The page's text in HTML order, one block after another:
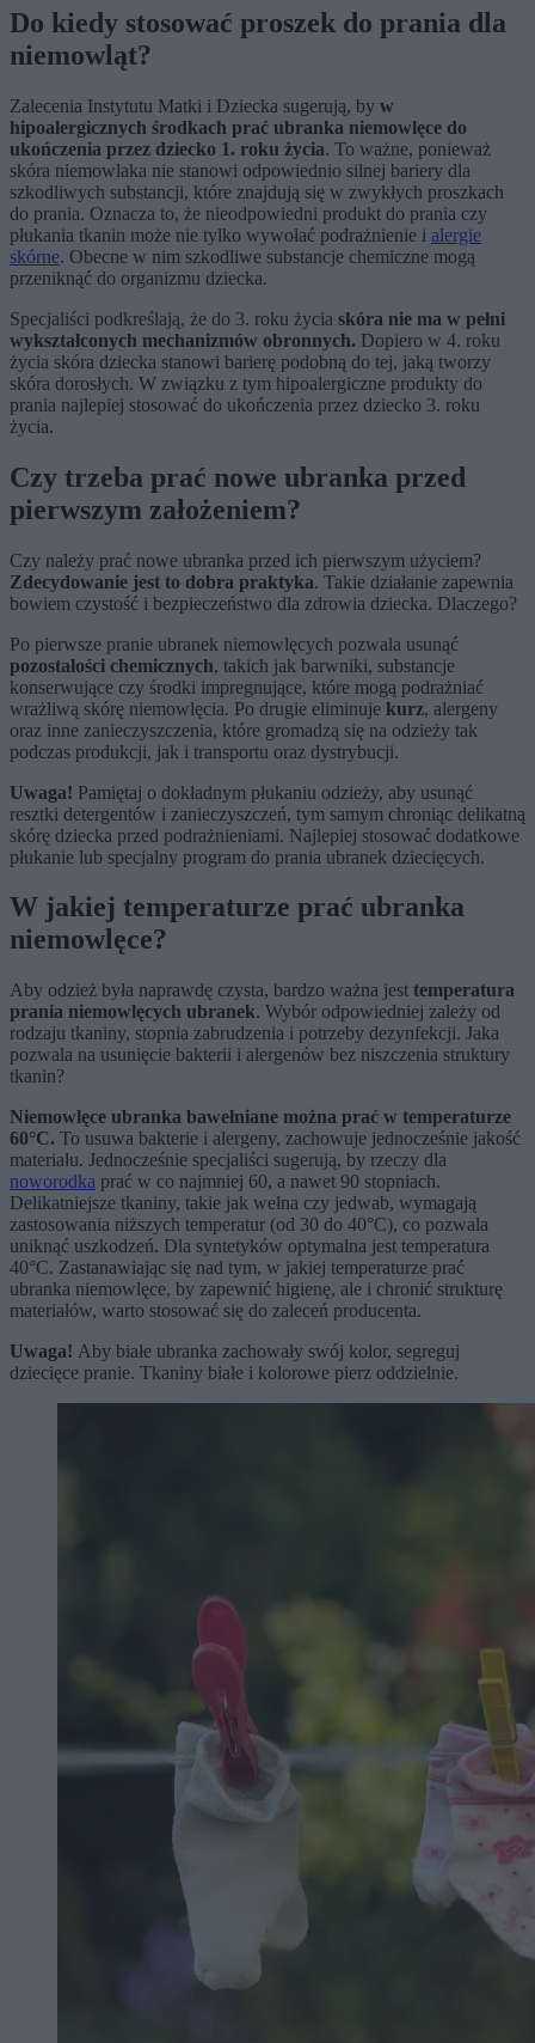
Do kiedy stosować proszek do prania dla
niemowląt?
Zalecenia Instytutu Matki i Dziecka sugerują, by w
hipoalergicznych środkach prać ubranka niemowlęce do
ukończenia przez dziecko 1. roku życia. To ważne, ponieważ
skóra niemowlaka nie stanowi odpowiednio silnej bariery dla
szkodliwych substancji, które znajdują się w zwykłych proszkach
do prania. Oznacza to, że nieodpowiedni produkt do prania czy
płukania tkanin może nie tylko wywołać podrażnienie i alergie
skórne. Obecne w nim szkodliwe substancje chemiczne mogą
przeniknąć do organizmu dziecka.
Specjaliści podkreślają, że do 3. roku życia skóra nie ma w pełni
wykształconych mechanizmów obronnych. Dopiero w 4. roku
życia skóra dziecka stanowi barierę podobną do tej, jaką tworzy
skóra dorosłych. W związku z tym hipoalergiczne produkty do
prania najlepiej stosować do ukończenia przez dziecko 3. roku
życia.
Czy trzeba prać nowe ubranka przed
pierwszym założeniem?
Czy należy prać nowe ubranka przed ich pierwszym użyciem?
Zdecydowanie jest to dobra praktyka. Takie działanie zapewnia
bowiem czystość i bezpieczeństwo dla zdrowia dziecka. Dlaczego?
Po pierwsze pranie ubranek niemowlęcych pozwala usunąć
pozostałości chemicznych, takich jak barwniki, substancje
konserwujące czy środki impregnujące, które mogą podrażniać
wrażliwą skórę niemowlęcia. Po drugie eliminuje kurz, alergeny
oraz inne zanieczyszczenia, które gromadzą się na odzieży tak
podczas produkcji, jak i transportu oraz dystrybucji.
Uwaga! Pamiętaj o dokładnym płukaniu odzieży, aby usunąć
resztki detergentów i zanieczyszczeń, tym samym chroniąc delikatną
skórę dziecka przed podrażnieniami. Najlepiej stosować dodatkowe
płukanie lub specjalny program do prania ubranek dziecięcych.
W jakiej temperaturze prać ubranka
niemowlęce?
Aby odzież była naprawdę czysta, bardzo ważna jest temperatura
prania niemowlęcych ubranek. Wybór odpowiedniej zależy od
rodzaju tkaniny, stopnia zabrudzenia i potrzeby dezynfekcji. Jaka
pozwala na usunięcie bakterii i alergenów bez niszczenia struktury
tkanin?
Niemowlęce ubranka bawełniane można prać w temperaturze
60°C. To usuwa bakterie i alergeny, zachowuje jednocześnie jakość
materiału. Jednocześnie specjaliści sugerują, by rzeczy dla
noworodka prać w co najmniej 60, a nawet 90 stopniach.
Delikatniejsze tkaniny, takie jak wełna czy jedwab, wymagają
zastosowania niższych temperatur (od 30 do 40°C), co pozwala
uniknąć uszkodzeń. Dla syntetyków optymalna jest temperatura
40°C. Zastanawiając się nad tym, w jakiej temperaturze prać
ubranka niemowlęce, by zapewnić higienę, ale i chronić strukturę
materiałów, warto stosować się do zaleceń producenta.
Uwaga! Aby białe ubranka zachowały swój kolor, segreguj
dziecięce pranie. Tkaniny białe i kolorowe pierz oddzielnie.